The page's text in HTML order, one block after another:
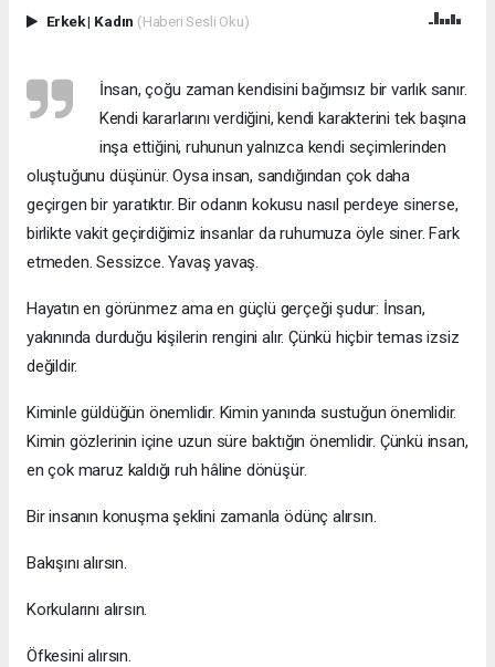
Erkek| Kadın (Haberi Sesli Oku)
İnsan, çoğu zaman kendisini bağımsız bir varlık sanır.
Kendi kararlarını verdiğini, kendi karakterini tek başına
inşa ettiğini, ruhunun yalnızca kendi seçimlerinden
oluştuğunu düşünür. Oysa insan, sandığından çok daha
geçirgen bir yaratıktır. Bir odanın kokusu nasıl perdeye sinerse,
birlikte vakit geçirdiğimiz insanlar da ruhumuza öyle siner. Fark
etmeden. Sessizce. Yavaş yavaş.
Hayatın en görünmez ama en güçlü gerçeği şudur: İnsan,
yakınında durduğu kişilerin rengini alır. Çünkü hiçbir temas izsiz
değildir.
Kiminle güldüğün önemlidir. Kimin yanında sustuğun önemlidir.
Kimin gözlerinin içine uzun süre baktığın önemlidir. Çünkü insan,
en çok maruz kaldığı ruh hâline dönüşür.
Bir insanın konuşma şeklini zamanla ödünç alırsın.
Bakışını alırsın.
Korkularını alırsın.
Öfkesini alırsın.